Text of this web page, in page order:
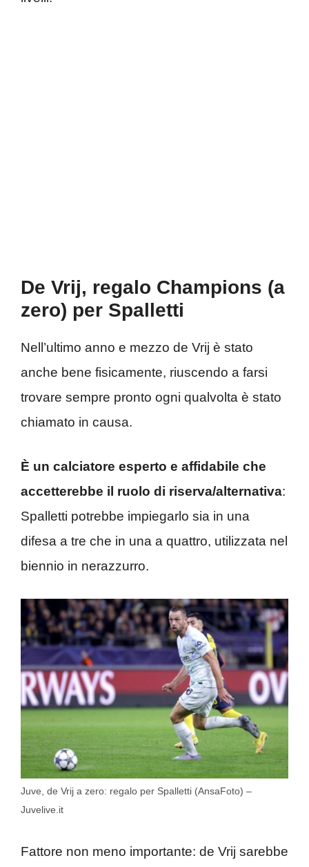
De Vrij, regalo Champions (a
zero) per Spalletti
Nell’ultimo anno e mezzo de Vrij è stato
anche bene fisicamente, riuscendo a farsi
trovare sempre pronto ogni qualvolta è stato
chiamato in causa.
È un calciatore esperto e affidabile che
accetterebbe il ruolo di riserva/alternativa:
Spalletti potrebbe impiegarlo sia in una
difesa a tre che in una a quattro, utilizzata nel
biennio in nerazzurro.
Juve, de Vrij a zero: regalo per Spalletti (AnsaFoto) –
Juvelive.it
Fattore non meno importante: de Vrij sarebbe